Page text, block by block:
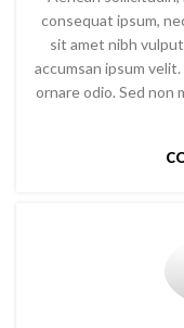
consequat ipsum,
sit amet nibh
accumsan ipsum
ornare odio. Sed non